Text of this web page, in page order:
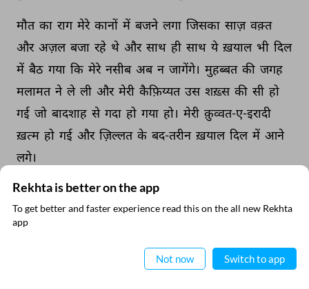
मौत का राग मेरे कानों में बजने लगा जिसका साज़ वक़्त
और अज़ल बजा रहे थे और साथ ही साथ ये ख़याल भी दिल
में बैठ गया कि मेरे नसीब अब न जागेंगे। मुहब्बत की जगह
मलामत ने ले ली और मेरी कैफ़िय्यत उस शख़्स की सी हो
गई जो बादशाह से गदा हो गया हो। मेरी क़ुव्वत-ए-इरादी
ख़त्म हो गई और ज़िल्लत के बद-तरीन ख़याल दिल में आने
लगे।
मगर मैं अभी तक उससे ख़त-ओ-किताबत
जवाब देती रही। वो मुहब्बत जिस पर मैंने अपनी ज़िंदगी की
करता रहा जो अंदर पैदा हो
Rekhta is better on the app
To get better and faster experience read this on the all new Rekhta
app
Not now Switch to app